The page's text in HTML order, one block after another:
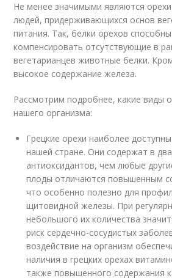
Не менее значимыми являются
людей, придерживающихся основ
питания. Так, белки орехов
компенсировать отсутствующие в
вегетарианцев животные белки.
высокое содержание железа.
Рассмотрим подробнее, какие виды
нашего организма:
Грецкие орехи наиболее
нашей стране. Они содержат в
антиоксидантов, чем любые
плоды отличаются повышенным
что особенно полезно для
щитовидной железы. При
небольшого их количества
риск сердечно-сосудистых
воздействие на организм
наличия в грецких орехах
также повышенного содержания